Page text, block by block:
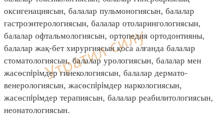
оксигенациясын, балалар пульмоногиясын, балалар
гастроэнтерологиясын, балалар отоларингологиясын,
балалар офтальмологиясын, ортопедия ортодонтияны,
балалар жақ-бет хирургиясын қоса алғанда балалар
стоматологиясын, балалар урологиясын, балалар мен
жасөспiрiмдер гинекологиясын, балалар дермато-
венерологиясын, жасөспiрiмдер наркологиясын,
жасөспiрiмдер терапиясын, балалар реабилитологиясын,
неонатологиясын.